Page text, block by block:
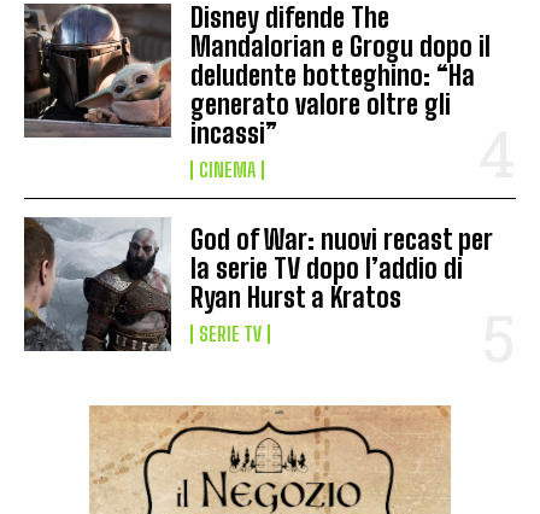
Disney difende The
Mandalorian e Grogu dopo il
deludente botteghino: “Ha
generato valore oltre gli
incassi”
CINEMA
God of War: nuovi recast per
la serie TV dopo l’addio di
Ryan Hurst a Kratos
SERIE TV